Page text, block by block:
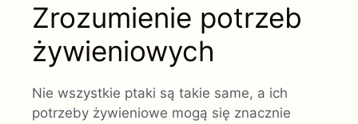
Zrozumienie potrzeb
żywieniowych
Nie wszystkie ptaki są takie same, a ich
potrzeby żywieniowe mogą się znacznie